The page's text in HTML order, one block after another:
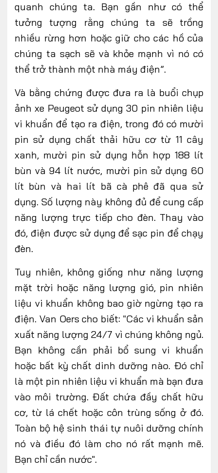
quanh chúng ta. Bạn gần như có thể
tưởng tượng rằng chúng ta sẽ trồng
nhiều rừng hơn hoặc giữ cho các hồ của
chúng ta sạch sẽ và khỏe mạnh vì nó có
thể trở thành một nhà máy điện”.
Và bằng chứng được đưa ra là buổi chụp
ảnh xe Peugeot sử dụng 30 pin nhiên liệu
vi khuẩn để tạo ra điện, trong đó có mười
pin sử dụng chất thải hữu cơ từ 11 cây
xanh, mười pin sử dụng hỗn hợp 188 lít
bùn và 94 lít nước, mười pin sử dụng 60
lít bùn và hai lít bã cà phê đã qua sử
dụng. Số lượng này không đủ để cung cấp
năng lượng trực tiếp cho đèn. Thay vào
đó, điện được sử dụng để sạc pin để chạy
đèn.
Tuy nhiên, không giống như năng lượng
mặt trời hoặc năng lượng gió, pin nhiên
liệu vi khuẩn không bao giờ ngừng tạo ra
điện. Van Oers cho biết: "Các vi khuẩn sản
xuất năng lượng 24/7 vì chúng không ngủ.
Bạn không cần phải bổ sung vi khuẩn
hoặc bất kỳ chất dinh dưỡng nào. Đó chỉ
là một pin nhiên liệu vi khuẩn mà bạn đưa
vào môi trường. Đất chứa đầy chất hữu
cơ, từ lá chết hoặc côn trùng sống ở đó.
Toàn bộ hệ sinh thái tự nuôi dưỡng chính
nó và điều đó làm cho nó rất mạnh mẽ.
Bạn chỉ cần nước".